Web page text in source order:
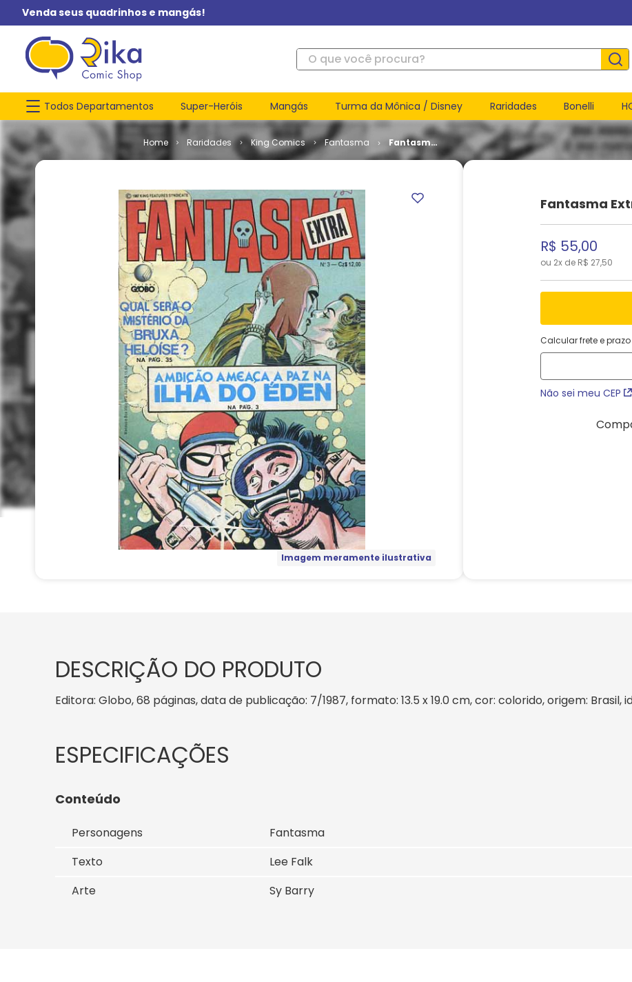
Venda seus quadrinhos e mangás!
O que você procura?
Todos Departamentos Super-Heróis Mangás Turma da Mônica / Disney Raridades Bonelli
Raridades King Comics Fantasma
Fantasma
Extra # 03
Imagem meramente ilustrativa
Fantasma
R$ 55,00
ou 2x de R$ 27,50
Calcular frete e
Não sei meu CEP
DESCRIÇÃO DO PRODUTO
Editora: Globo, 68 páginas, data de publicação: 7/1987, formato: 13.5 x 19.0 cm, cor: colorido, origem: Brasil,
Conteúdo
Personagens
Fantasma
Texto
Lee Falk
Arte
Sy Barry